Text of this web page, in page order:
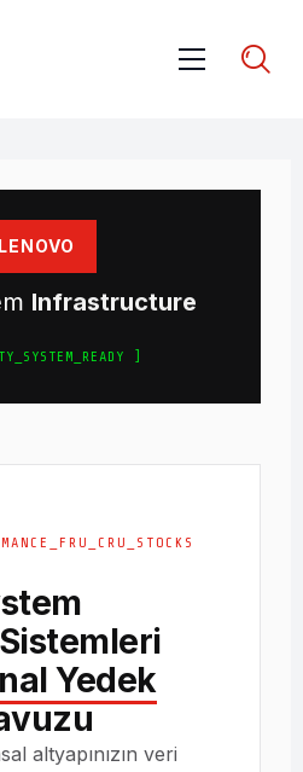
LENOVO
Infrastructure
]
Yedek
altyapınızın veri